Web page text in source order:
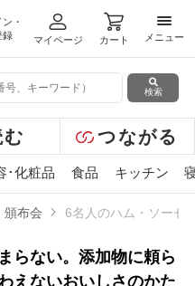
・
録
マイページ カート
メニ
メニュー
検索
む つながる
･化粧品 食品 キッチン
頒布会 6名人のハム・ソーセ
らない。添加物に頼ら
えないおいしさのかた